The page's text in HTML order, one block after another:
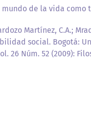
mundo de la vida como
Martínez, C.A.;
social. Bogotá:
26 Núm. 52 (2009):